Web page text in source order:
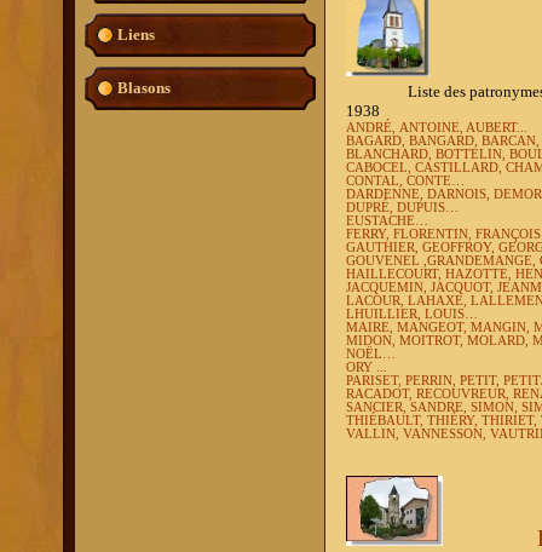
Liens
Blasons
Liste des patronymes les
1938
ANDRÉ, ANTOINE, AUBERT...
BAGARD, BANGARD,
BLANCHARD, BOTTELIN,
CABOCEL, CASTILLARD,
CONTAL, CONTE…
DARDENNE, DARNOIS,
DUPRÉ, DUPUIS…
EUSTACHE…
FERRY, FLORENTIN,
GAUTHIER, GEOFFROY,
GOUVENEL
HAILLECOURT, HAZOTTE,
JACQUEMIN, JACQUOT,
LACOUR, LAHAXE,
LHUILLIER, LOUIS…
MAIRE, MANGEOT, MANGIN,
MIDON, MOITROT, MOLARD,
NOËL…
ORY ...
PARISET, PERRIN, PETIT,
RACADOT, RECOUVREUR,
SANCIER, SANDRE, SIMON,
THIÉBAULT, THIÉRY,
VALLIN, VANNESSON,